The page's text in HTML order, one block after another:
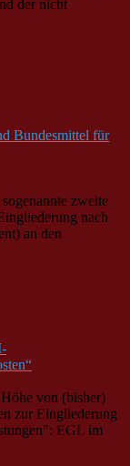
der nicht
Bundesmittel für
zweite
nach
an den
von (bisher)
zur Eingliederung
EGL im